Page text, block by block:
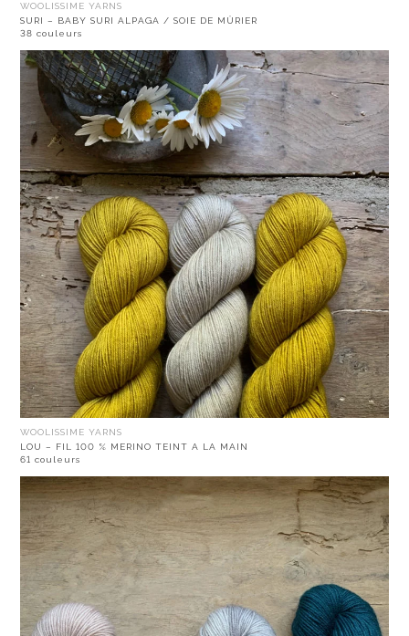
WOOLISSIME YARNS
SURI – BABY SURI ALPAGA / SOIE DE MÛRIER
38 couleurs
WOOLISSIME YARNS
LOU – FIL 100 % MERINO TEINT A LA MAIN
61 couleurs